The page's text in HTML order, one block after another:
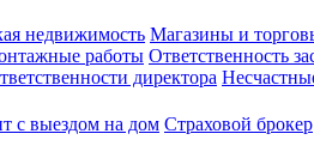
недвижимость Магазины и
работы Ответственность
директора
с выездом на дом Страховой брокер